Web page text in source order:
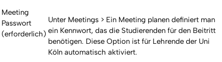
Meeting
Passwort
(erforderlich)
Unter Meetings > Ein Meeting planen definiert man
ein Kennwort, das die Studierenden für den Beitritt
benötigen. Diese Option ist für Lehrende der Uni
Köln automatisch aktiviert.